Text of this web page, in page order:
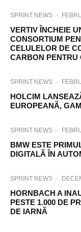
SPRINT NEWS ·
VERTIV ÎNCHEIE
CONSORTIUM
CELULELOR DE
CARBON PENTRU
SPRINT NEWS ·
HOLCIM
EUROPEANÃ,
SPRINT NEWS ·
BMW ESTE
DIGITALÃ ÎN
SPRINT NEWS ·
HORNBACH A
PESTE 1.000 DE
DE IARNÃ